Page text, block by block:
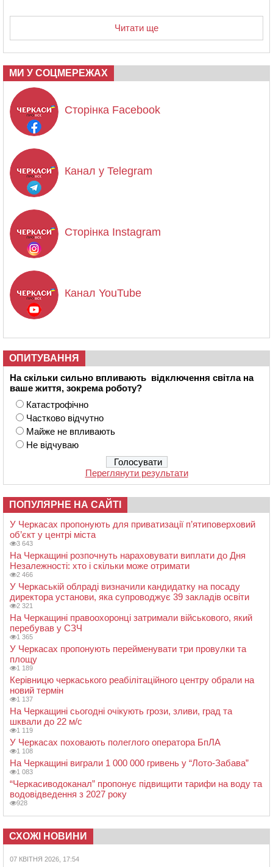
Читати ще
МИ У СОЦМЕРЕЖАХ
Сторінка Facebook
Канал у Telegram
Сторінка Instagram
Канал YouTube
ОПИТУВАННЯ
На скільки сильно впливають відключення світла на
ваше життя, зокрема роботу?
Катастрофічно
Частково відчутно
Майже не впливають
Не відчуваю
Переглянути результати
ПОПУЛЯРНЕ НА САЙТІ
У Черкасах пропонують для приватизації п’ятиповерховий
об’єкт у центрі міста
3 643
На Черкащині розпочнуть нараховувати виплати до Дня
Незалежності: хто і скільки може отримати
2 466
У Черкаській облраді визначили кандидатку на посаду
директора установи, яка супроводжує 39 закладів освіти
2 321
На Черкащині правоохоронці затримали військового, який
перебував у СЗЧ
1 365
У Черкасах пропонують перейменувати три провулки та
площу
1 189
Керівницю черкаського реабілітаційного центру обрали на
новий термін
1 137
На Черкащині сьогодні очікують грози, зливи, град та
шквали до 22 м/с
1 119
У Черкасах поховають полеглого оператора БпЛА
1 108
На Черкащині виграли 1 000 000 гривень у “Лото-Забава”
1 083
“Черкасиводоканал” пропонує підвищити тарифи на воду та
водовідведення з 2027 року
928
СХОЖІ НОВИНИ
07 КВІТНЯ 2026, 17:54